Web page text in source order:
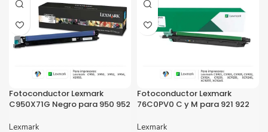
Fotoconductor Lexmark
C950X71G Negro para 950 952
Lexmark
Fotoconductor Lexmark
76C0PV0 C y M para 921 922
Lexmark